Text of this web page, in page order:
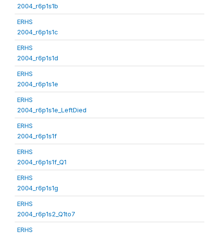
2004_r6p1s1b
ERHS
2004_r6p1s1c
ERHS
2004_r6p1s1d
ERHS
2004_r6p1s1e
ERHS
2004_r6p1s1e_LeftDied
ERHS
2004_r6p1s1f
ERHS
2004_r6p1s1f_Q1
ERHS
2004_r6p1s1g
ERHS
2004_r6p1s2_Q1to7
ERHS